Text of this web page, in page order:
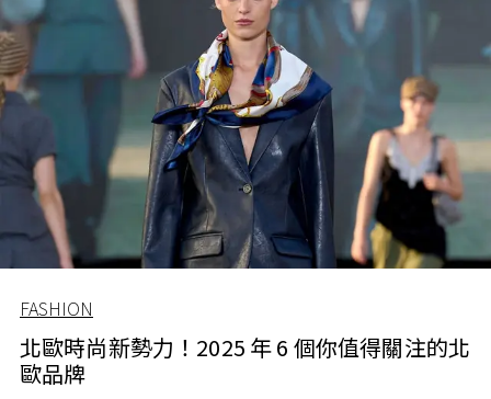
FASHION
北歐時尚新勢力！2025 年 6 個你值得關注的北
歐品牌